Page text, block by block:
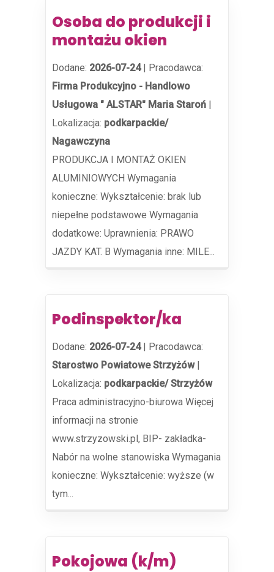
Osoba do produkcji i
montażu okien
Dodane: 2026-07-24| Pracodawca:
Firma Produkcyjno - Handlowo
Usługowa " ALSTAR" Maria Staroń |
Lokalizacja: podkarpackie/
Nagawczyna
PRODUKCJA I MONTAŻ OKIEN
ALUMINIOWYCH Wymagania
konieczne: Wykształcenie: brak lub
niepełne podstawowe Wymagania
dodatkowe: Uprawnienia: PRAWO
JAZDY KAT. B Wymagania inne: MILE...
Podinspektor/ka
Dodane: 2026-07-24| Pracodawca:
Starostwo Powiatowe Strzyżów|
Lokalizacja: podkarpackie/ Strzyżów
Praca administracyjno-biurowa Więcej
informacji na stronie
www.strzyzowski.pl, BIP- zakładka-
Nabór na wolne stanowiska Wymagania
konieczne: Wykształcenie: wyższe (w
tym...
Pokojowa (k/m)